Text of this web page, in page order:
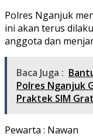
Polres Nganjuk
ini akan terus
anggota dan
Baca Juga :
Polres Nganjuk
Praktek SIM
Pewarta : Nawan